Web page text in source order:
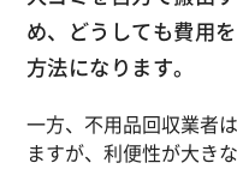
め、どうしても費用
方法になります。
一方、不用品回収業者
ますが、利便性が大き